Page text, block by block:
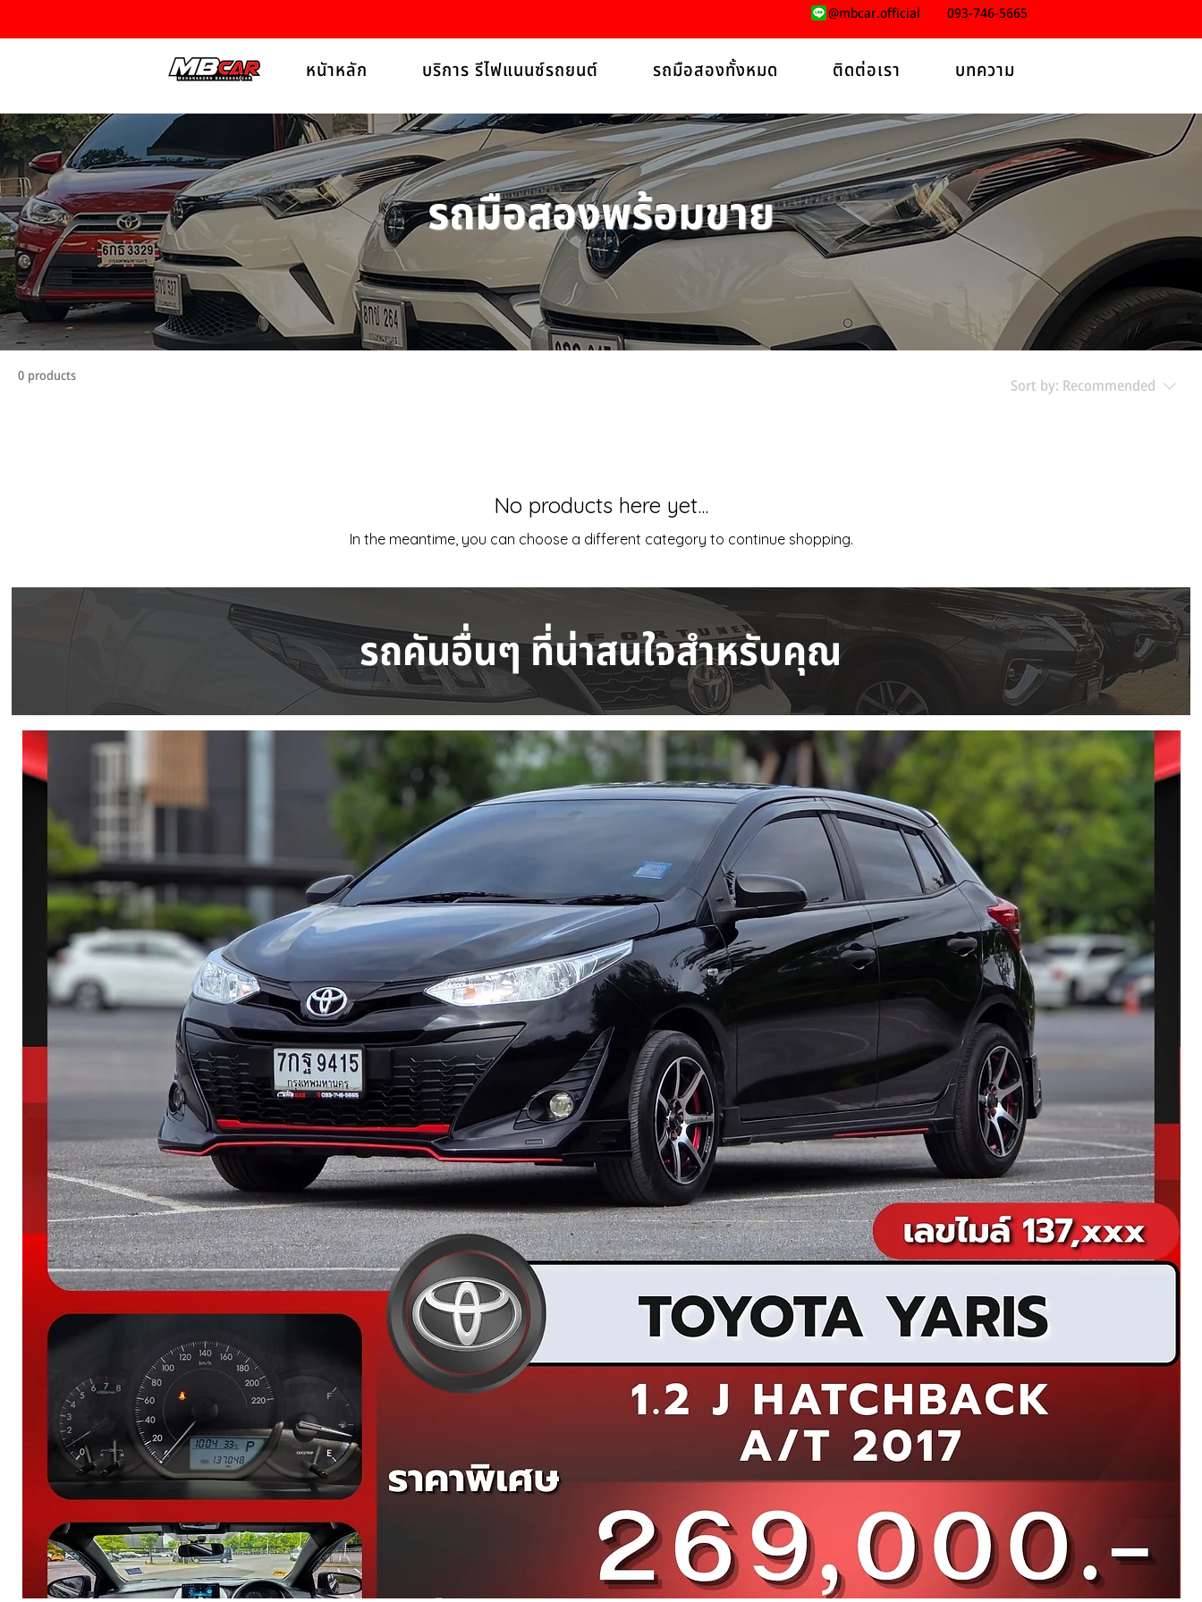
@mbcar.official 093-746-5665
หนัาหลัก บริการ รีไฟแนนซ์รถยนต์ รถมือสองทั้งหมด ติดต่อเรา บทความ
รถมือสองพร้อมขาย
0 products Sort by: Recommended
No products here yet...
In the meantime, you can choose a different category to continue shopping.
รถคันอื่นๆ ที่น่าสนใจสำหรับคุณ